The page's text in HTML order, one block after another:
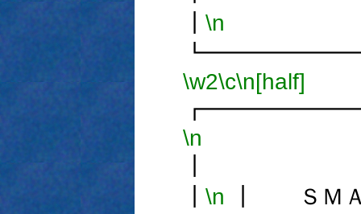
\n
\w2\c\n[half]
\n
\n ┃ ＳＭＡ